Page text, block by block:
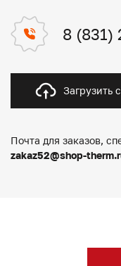
8 (831)
Загрузить
Почта для заказов,
zakaz52@shop-